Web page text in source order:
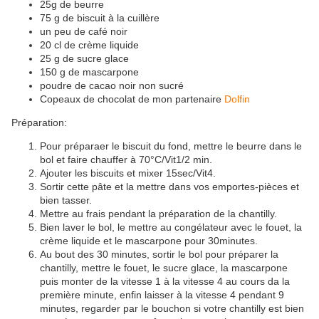
25g de beurre
75 g de biscuit à la cuillère
un peu de café noir
20 cl de crème liquide
25 g de sucre glace
150 g de mascarpone
poudre de cacao noir non sucré
Copeaux de chocolat de mon partenaire Dolfin
Préparation:
Pour préparaer le biscuit du fond, mettre le beurre dans le
bol et faire chauffer à 70°C/Vit1/2 min.
Ajouter les biscuits et mixer 15sec/Vit4.
Sortir cette pâte et la mettre dans vos emportes-pièces et
bien tasser.
Mettre au frais pendant la préparation de la chantilly.
Bien laver le bol, le mettre au congélateur avec le fouet, la
crème liquide et le mascarpone pour 30minutes.
Au bout des 30 minutes, sortir le bol pour préparer la
chantilly, mettre le fouet, le sucre glace, la mascarpone
puis monter de la vitesse 1 à la vitesse 4 au cours da la
première minute, enfin laisser à la vitesse 4 pendant 9
minutes, regarder par le bouchon si votre chantilly est bien